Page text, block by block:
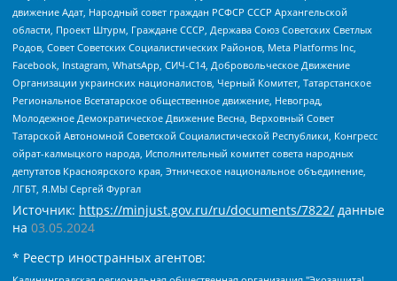
движение Адат, Народный совет граждан РСФСР СССР Архангельской
области, Проект Штурм, Граждане СССР, Держава Союз Советских Светлых
Родов, Совет Советских Социалистических Районов, Meta Platforms Inc,
Facebook, Instagram, WhatsApp, СИЧ-С14, Добровольческое Движение
Организации украинских националистов, Черный Комитет, Татарстанское
Региональное Всетатарское общественное движение, Невоград,
Молодежное Демократическое Движение Весна, Верховный Совет
Татарской Автономной Советской Социалистической Республики, Конгресс
ойрат-калмыцкого народа, Исполнительный комитет совета народных
депутатов Красноярского края, Этническое национальное объединение,
ЛГБТ, Я.МЫ Сергей Фургал
Источник: https://minjust.gov.ru/ru/documents/7822/ данные
на 03.05.2024
* Реестр иностранных агентов: